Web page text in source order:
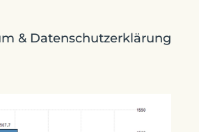
& Datenschutzerklärung